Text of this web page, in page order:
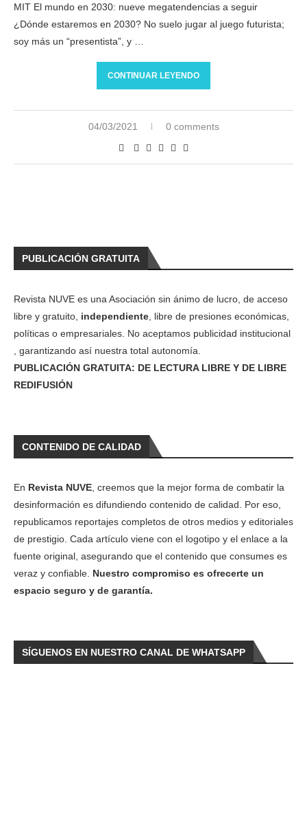
MIT El mundo en 2030: nueve megatendencias a seguir
¿Dónde estaremos en 2030? No suelo jugar al juego futurista;
soy más un “presentista”, y …
CONTINUAR LEYENDO
04/03/2021 0 comments
PUBLICACIÓN GRATUITA
Revista NUVE es una Asociación sin ánimo de lucro, de acceso
libre y gratuito, independiente , libre de presiones económicas,
políticas o empresariales. No aceptamos publicidad institucional
, garantizando así nuestra total autonomía.
PUBLICACIÓN GRATUITA: DE LECTURA LIBRE Y DE LIBRE
REDIFUSIÓN
CONTENIDO DE CALIDAD
En Revista NUVE , creemos que la mejor forma de combatir la
desinformación es difundiendo contenido de calidad. Por eso,
republicamos reportajes completos de otros medios y editoriales
de prestigio. Cada artículo viene con el logotipo y el enlace a la
fuente original, asegurando que el contenido que consumes es
veraz y confiable. Nuestro compromiso es ofrecerte un
espacio seguro y de garantía.
SÍGUENOS EN NUESTRO CANAL DE WHATSAPP